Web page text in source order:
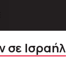
σε Ισραήλ